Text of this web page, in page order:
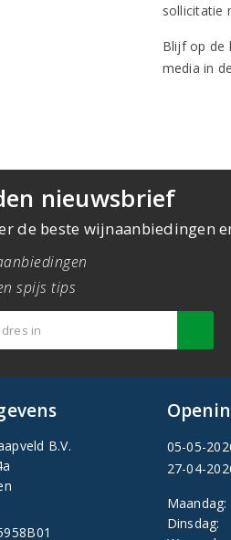
sollicitatie
Blijf op de
media in
nieuwsbrief
de beste wijnaanbiedingen
spijs tips
B.V.
05-05-
27-04-
Maandag:
Dinsdag: